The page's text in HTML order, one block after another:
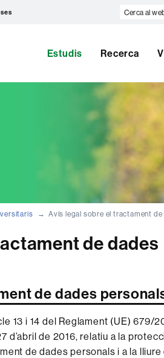
Cerca
Estudis Recerca
Avís legal sobre el tractament
de dades
de dades
13 i 14 del Reglament (UE) 679/
d’abril de 2016, relatiu a la
de dades personals i a la